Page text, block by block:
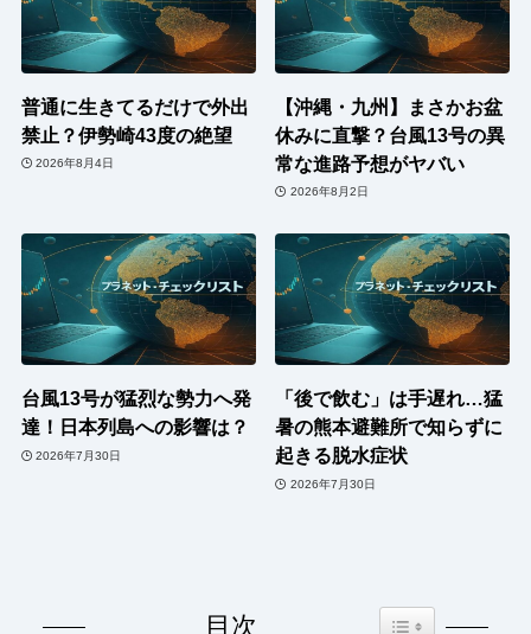
普通に生きてるだけで外出
禁止？伊勢崎43度の絶望
2026年8月4日
【沖縄・九州】まさかお盆
休みに直撃？台風13号の異
常な進路予想がヤバい
2026年8月2日
台風13号が猛烈な勢力へ発
達！日本列島への影響は？
2026年7月30日
「後で飲む」は手遅れ…猛
暑の熊本避難所で知らずに
起きる脱水症状
2026年7月30日
目次 Toggle Table of